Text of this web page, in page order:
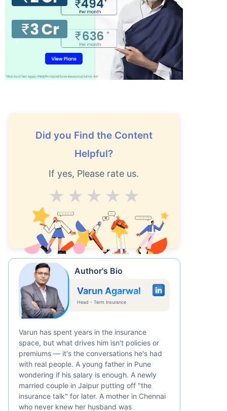
Did you Find the Content
Helpful?
If yes, Please rate us.
Excellent
V.Good
Good
Average
Author's Bio
Varun Agarwal
Head - Term Insurance
Varun has spent years in the insurance
space, but what drives him isn't policies or
premiums — it's the conversations he's had
with real people. A young father in Pune
wondering if his salary is enough. A newly
married couple in Jaipur putting off "the
insurance talk" for later. A mother in Chennai
who never knew her husband was